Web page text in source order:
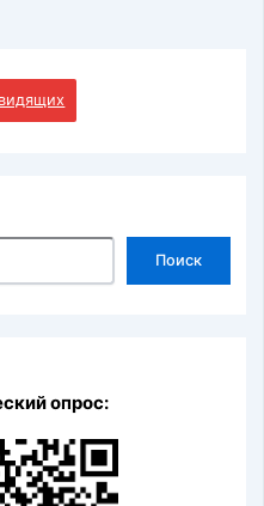
Поиск
опрос: